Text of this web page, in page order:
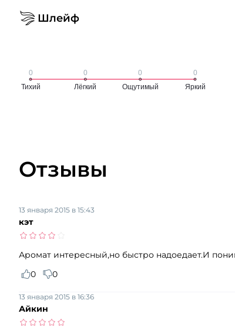
Шлейф
Отзывы
кэт
13 января 2015 в 15:43
Аромат интересный,но быстро надоедает.И
0
0
Айкин
13 января 2015 в 16:36